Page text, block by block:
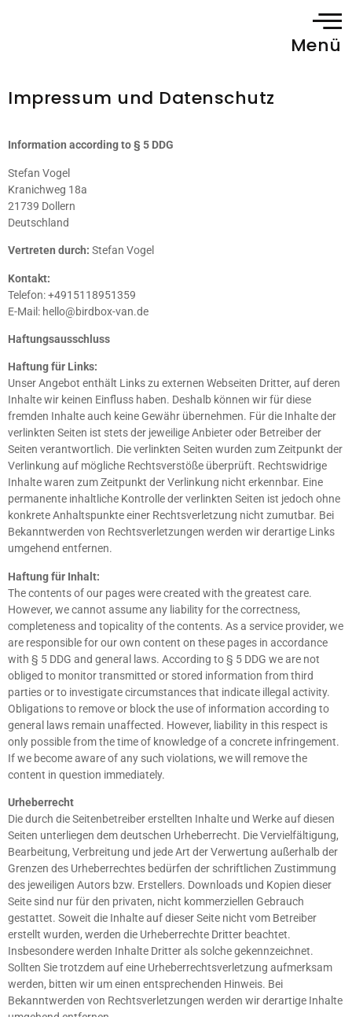
Menü
Impressum und Datenschutz
Information according to § 5 DDG
Stefan Vogel
Kranichweg 18a
21739 Dollern
Deutschland
Vertreten durch: Stefan Vogel
Kontakt:
Telefon: +4915118951359
E-Mail: hello@birdbox-van.de
Haftungsausschluss
Haftung für Links:
Unser Angebot enthält Links zu externen Webseiten Dritter, auf deren
Inhalte wir keinen Einfluss haben. Deshalb können wir für diese
fremden Inhalte auch keine Gewähr übernehmen. Für die Inhalte der
verlinkten Seiten ist stets der jeweilige Anbieter oder Betreiber der
Seiten verantwortlich. Die verlinkten Seiten wurden zum Zeitpunkt der
Verlinkung auf mögliche Rechtsverstöße überprüft. Rechtswidrige
Inhalte waren zum Zeitpunkt der Verlinkung nicht erkennbar. Eine
permanente inhaltliche Kontrolle der verlinkten Seiten ist jedoch ohne
konkrete Anhaltspunkte einer Rechtsverletzung nicht zumutbar. Bei
Bekanntwerden von Rechtsverletzungen werden wir derartige Links
umgehend entfernen.
Haftung für Inhalt:
The contents of our pages were created with the greatest care.
However, we cannot assume any liability for the correctness,
completeness and topicality of the contents. As a service provider, we
are responsible for our own content on these pages in accordance
with § 5 DDG and general laws. According to § 5 DDG we are not
obliged to monitor transmitted or stored information from third
parties or to investigate circumstances that indicate illegal activity.
Obligations to remove or block the use of information according to
general laws remain unaffected. However, liability in this respect is
only possible from the time of knowledge of a concrete infringement.
If we become aware of any such violations, we will remove the
content in question immediately.
Urheberrecht
Die durch die Seitenbetreiber erstellten Inhalte und Werke auf diesen
Seiten unterliegen dem deutschen Urheberrecht. Die Vervielfältigung,
Bearbeitung, Verbreitung und jede Art der Verwertung außerhalb der
Grenzen des Urheberrechtes bedürfen der schriftlichen Zustimmung
des jeweiligen Autors bzw. Erstellers. Downloads und Kopien dieser
Seite sind nur für den privaten, nicht kommerziellen Gebrauch
gestattet. Soweit die Inhalte auf dieser Seite nicht vom Betreiber
erstellt wurden, werden die Urheberrechte Dritter beachtet.
Insbesondere werden Inhalte Dritter als solche gekennzeichnet.
Sollten Sie trotzdem auf eine Urheberrechtsverletzung aufmerksam
werden, bitten wir um einen entsprechenden Hinweis. Bei
Bekanntwerden von Rechtsverletzungen werden wir derartige Inhalte